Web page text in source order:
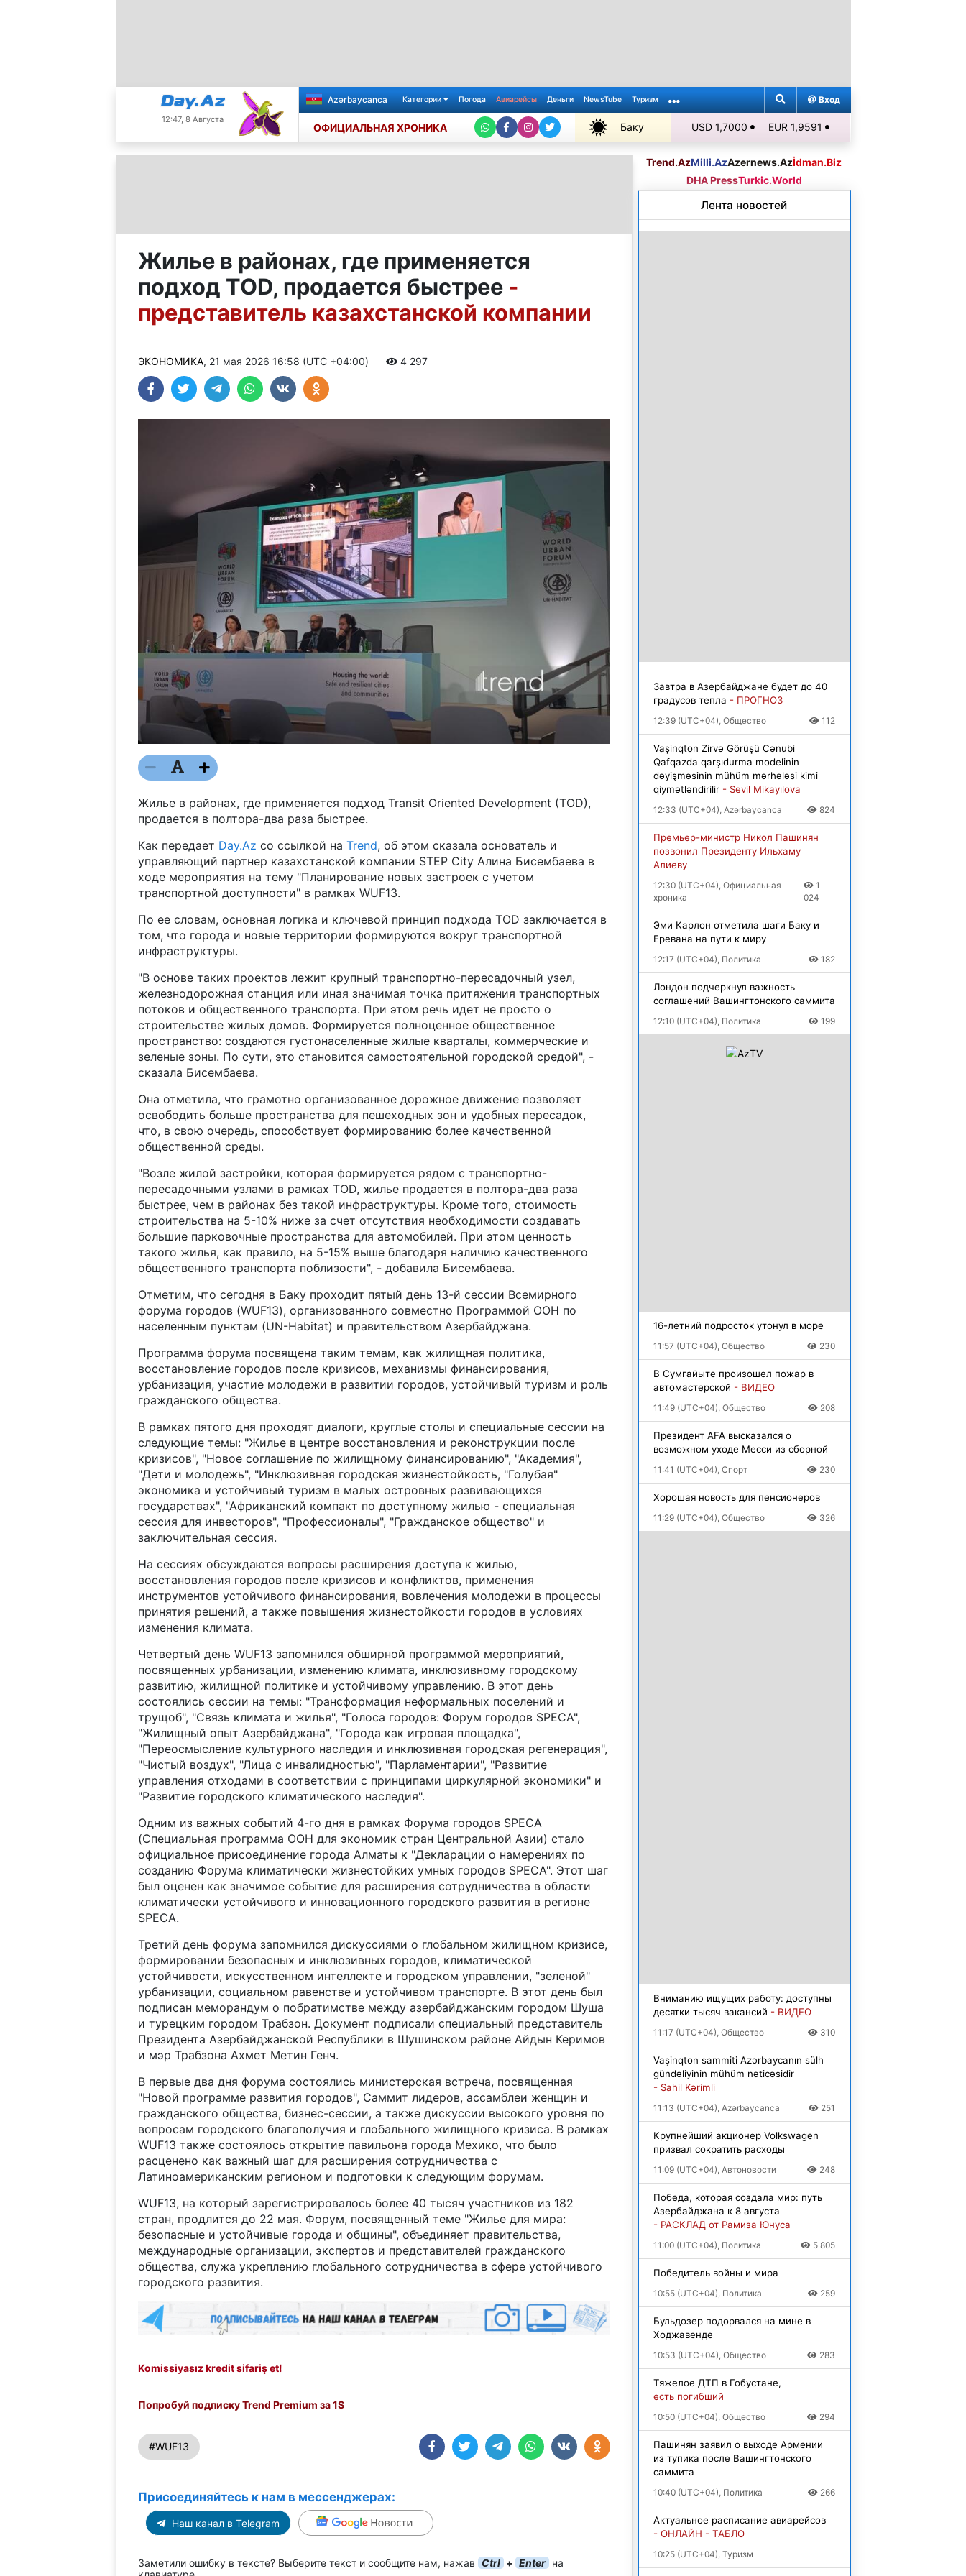
12:47, 8 Августа
Azərbaycanca Категории Погода Авиарейсы Деньги NewsTube Туризм Вход
ОФИЦИАЛЬНАЯ ХРОНИКА Баку
+35℃
USD 1,7000 EUR 1,9591
Жилье в районах, где применяется
подход TOD, продается быстрее -
представитель казахстанской компании
ЭКОНОМИКА, 21 мая 2026 16:58 (UTC +04:00) 4 297
Жилье в районах, где применяется подход Transit Oriented Development (TOD),
продается в полтора-два раза быстрее.
Как передает Day.Az со ссылкой на Trend, об этом сказала основатель и
управляющий партнер казахстанской компании STEP City Алина Бисембаева в
ходе мероприятия на тему "Планирование новых застроек с учетом
транспортной доступности" в рамках WUF13.
По ее словам, основная логика и ключевой принцип подхода TOD заключается в
том, что города и новые территории формируются вокруг транспортной
инфраструктуры.
"В основе таких проектов лежит крупный транспортно-пересадочный узел,
железнодорожная станция или иная значимая точка притяжения транспортных
потоков и общественного транспорта. При этом речь идет не просто о
строительстве жилых домов. Формируется полноценное общественное
пространство: создаются густонаселенные жилые кварталы, коммерческие и
зеленые зоны. По сути, это становится самостоятельной городской средой", -
сказала Бисембаева.
Она отметила, что грамотно организованное дорожное движение позволяет
освободить больше пространства для пешеходных зон и удобных пересадок,
что, в свою очередь, способствует формированию более качественной
общественной среды.
"Возле жилой застройки, которая формируется рядом с транспортно-
пересадочными узлами в рамках TOD, жилье продается в полтора-два раза
быстрее, чем в районах без такой инфраструктуры. Кроме того, стоимость
строительства на 5-10% ниже за счет отсутствия необходимости создавать
большие парковочные пространства для автомобилей. При этом ценность
такого жилья, как правило, на 5-15% выше благодаря наличию качественного
общественного транспорта поблизости", - добавила Бисембаева.
Отметим, что сегодня в Баку проходит пятый день 13-й сессии Всемирного
форума городов (WUF13), организованного совместно Программой ООН по
населенным пунктам (UN-Habitat) и правительством Азербайджана.
Программа форума посвящена таким темам, как жилищная политика,
восстановление городов после кризисов, механизмы финансирования,
урбанизация, участие молодежи в развитии городов, устойчивый туризм и роль
гражданского общества.
В рамках пятого дня проходят диалоги, круглые столы и специальные сессии на
следующие темы: "Жилье в центре восстановления и реконструкции после
кризисов", "Новое соглашение по жилищному финансированию", "Академия",
"Дети и молодежь", "Инклюзивная городская жизнестойкость, "Голубая"
экономика и устойчивый туризм в малых островных развивающихся
государствах", "Африканский компакт по доступному жилью - специальная
сессия для инвесторов", "Профессионалы", "Гражданское общество" и
заключительная сессия.
На сессиях обсуждаются вопросы расширения доступа к жилью,
восстановления городов после кризисов и конфликтов, применения
инструментов устойчивого финансирования, вовлечения молодежи в процессы
принятия решений, а также повышения жизнестойкости городов в условиях
изменения климата.
Четвертый день WUF13 запомнился обширной программой мероприятий,
посвященных урбанизации, изменению климата, инклюзивному городскому
развитию, жилищной политике и устойчивому управлению. В этот день
состоялись сессии на темы: "Трансформация неформальных поселений и
трущоб", "Связь климата и жилья", "Голоса городов: Форум городов SPECA",
"Жилищный опыт Азербайджана", "Города как игровая площадка",
"Переосмысление культурного наследия и инклюзивная городская регенерация",
"Чистый воздух", "Лица с инвалидностью", "Парламентарии", "Развитие
управления отходами в соответствии с принципами циркулярной экономики" и
"Развитие городского климатического наследия".
Одним из важных событий 4-го дня в рамках Форума городов SPECA
(Специальная программа ООН для экономик стран Центральной Азии) стало
официальное присоединение города Алматы к "Декларации о намерениях по
созданию Форума климатически жизнестойких умных городов SPECA". Этот шаг
был оценен как значимое событие для расширения сотрудничества в области
климатически устойчивого и инновационного городского развития в регионе
SPECA.
Третий день форума запомнился дискуссиями о глобальном жилищном кризисе,
формировании безопасных и инклюзивных городов, климатической
устойчивости, искусственном интеллекте и городском управлении, "зеленой"
урбанизации, социальном равенстве и устойчивом транспорте. В этот день был
подписан меморандум о побратимстве между азербайджанским городом Шуша
и турецким городом Трабзон. Документ подписали специальный представитель
Президента Азербайджанской Республики в Шушинском районе Айдын Керимов
и мэр Трабзона Ахмет Метин Генч.
В первые два дня форума состоялись министерская встреча, посвященная
"Новой программе развития городов", Саммит лидеров, ассамблеи женщин и
гражданского общества, бизнес-сессии, а также дискуссии высокого уровня по
вопросам городского благополучия и глобального жилищного кризиса. В рамках
WUF13 также состоялось открытие павильона города Мехико, что было
расценено как важный шаг для расширения сотрудничества с
Латиноамериканским регионом и подготовки к следующим форумам.
WUF13, на который зарегистрировалось более 40 тысяч участников из 182
стран, продлится до 22 мая. Форум, посвященный теме "Жилье для мира:
безопасные и устойчивые города и общины", объединяет правительства,
международные организации, экспертов и представителей гражданского
общества, служа укреплению глобального сотрудничества в сфере устойчивого
городского развития.
Komissiyasız kredit sifariş et!
Попробуй подписку Trend Premium за 1$
#WUF13
Присоединяйтесь к нам в мессенджерах:
Наш канал в Telegram
Заметили ошибку в тексте? Выберите текст и сообщите нам, нажав Ctrl + Enter на
Trend.AzMilli.AzAzernews.Azİdman.Biz
DHA PressTurkic.World
Лента новостей
Завтра в Азербайджане будет до 40
градусов тепла - ПРОГНОЗ
12:39 (UTC+04), Общество 112
Vaşinqton Zirvə Görüşü Cənubi
Qafqazda qarşıdurma modelinin
dəyişməsinin mühüm mərhələsi kimi
qiymətləndirilir - Sevil Mikayılova
12:33 (UTC+04), Azərbaycanca 824
Премьер-министр Никол Пашинян
позвонил Президенту Ильхаму
Алиеву
12:30 (UTC+04), Официальная
хроника
1
024
Эми Карлон отметила шаги Баку и
Еревана на пути к миру
12:17 (UTC+04), Политика 182
Лондон подчеркнул важность
соглашений Вашингтонского саммита
12:10 (UTC+04), Политика 199
16-летний подросток утонул в море
11:57 (UTC+04), Общество 230
В Сумгайыте произошел пожар в
автомастерской - ВИДЕО
11:49 (UTC+04), Общество 208
Президент AFA высказался о
возможном уходе Месси из сборной
11:41 (UTC+04), Спорт 230
Хорошая новость для пенсионеров
11:29 (UTC+04), Общество 326
Вниманию ищущих работу: доступны
десятки тысяч вакансий - ВИДЕО
11:17 (UTC+04), Общество 310
Vaşinqton sammiti Azərbaycanın sülh
gündəliyinin mühüm nəticəsidir
- Sahil Kərimli
11:13 (UTC+04), Azərbaycanca 251
Крупнейший акционер Volkswagen
призвал сократить расходы
11:09 (UTC+04), Автоновости 248
Победа, которая создала мир: путь
Азербайджана к 8 августа
- РАСКЛАД от Рамиза Юнуса
11:00 (UTC+04), Политика 5 805
Победитель войны и мира
10:55 (UTC+04), Политика 259
Бульдозер подорвался на мине в
Ходжавенде
10:53 (UTC+04), Общество 283
Тяжелое ДТП в Гобустане,
есть погибший
10:50 (UTC+04), Общество 294
Пашинян заявил о выходе Армении
из тупика после Вашингтонского
саммита
10:40 (UTC+04), Политика 266
Актуальное расписание авиарейсов
- ОНЛАЙН - ТАБЛО
10:25 (UTC+04), Туризм